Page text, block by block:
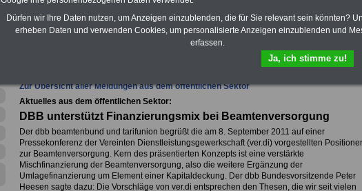
Ihr Berufsunfähigkeitsschutz - Für den Fall der Fälle: Hannoversche Leben
Zur Übersicht aller Meldungen aus dem öffentlichen Sektor
Aktuelles aus dem öffentlichen Sektor:
DBB unterstützt Finanzierungsmix bei Beamtenversorgung
Der dbb beamtenbund und tarifunion begrüßt die am 8. September 2011 auf einer
Pressekonferenz der Vereinten Dienstleistungsgewerkschaft (ver.di) vorgestellten
zur Beamtenversorgung. Kern des präsentierten Konzepts ist eine verstärkte
Mischfinanzierung der Beamtenversorgung, also die weitere Ergänzung der
Umlagefinanzierung um Element einer Kapitaldeckung. Der dbb Bundesvorsitzende Peter
Heesen sagte dazu: Die Vorschläge von ver.di entsprechen den Thesen, die wir seit vielen
Dürfen wir Ihre Daten nutzen, um Anzeigen einzublenden, die für Sie relevant sein könnten?
erheben Daten und verwenden Cookies, um personalisierte Anzeigen einzublenden und
erfassen.
Ja, ich stimme zu!